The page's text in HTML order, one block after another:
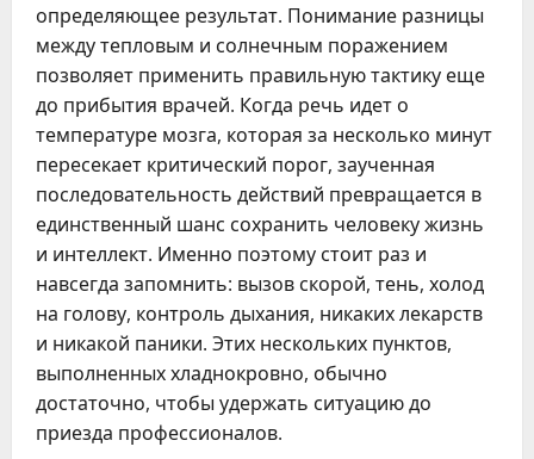
определяющее результат. Понимание разницы
между тепловым и солнечным поражением
позволяет применить правильную тактику еще
до прибытия врачей. Когда речь идет о
температуре мозга, которая за несколько минут
пересекает критический порог, заученная
последовательность действий превращается в
единственный шанс сохранить человеку жизнь
и интеллект. Именно поэтому стоит раз и
навсегда запомнить: вызов скорой, тень, холод
на голову, контроль дыхания, никаких лекарств
и никакой паники. Этих нескольких пунктов,
выполненных хладнокровно, обычно
достаточно, чтобы удержать ситуацию до
приезда профессионалов.